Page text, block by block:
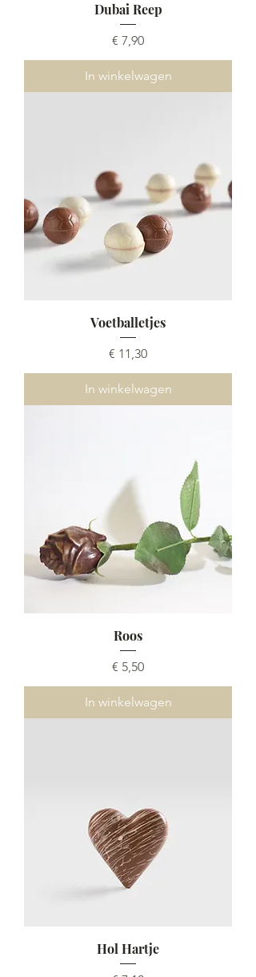
Dubai Reep
Prijs
€ 7,90
In winkelwagen
Voetballetjes
Prijs
€ 11,30
In winkelwagen
Roos
Prijs
€ 5,50
In winkelwagen
Hol Hartje